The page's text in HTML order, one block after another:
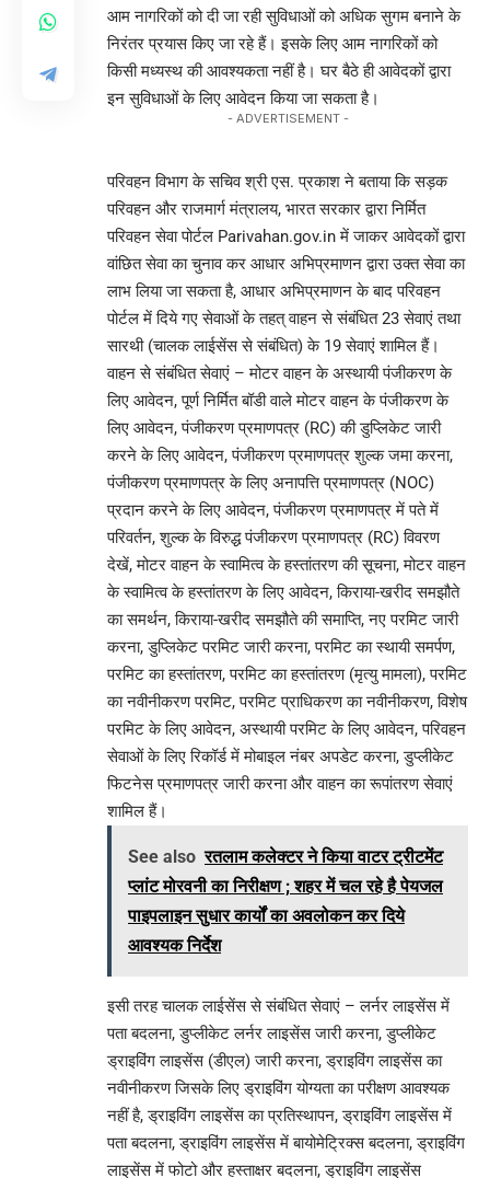
आम नागरिकों को दी जा रही सुविधाओं को अधिक सुगम बनाने के
निरंतर प्रयास किए जा रहे हैं। इसके लिए आम नागरिकों को
किसी मध्यस्थ की आवश्यकता नहीं है। घर बैठे ही आवेदकों द्वारा
इन सुविधाओं के लिए आवेदन किया जा सकता है।
- ADVERTISEMENT -
परिवहन विभाग के सचिव श्री एस. प्रकाश ने बताया कि सड़क
परिवहन और राजमार्ग मंत्रालय, भारत सरकार द्वारा निर्मित
परिवहन सेवा पोर्टल Parivahan.gov.in में जाकर आवेदकों द्वारा
वांछित सेवा का चुनाव कर आधार अभिप्रमाणन द्वारा उक्त सेवा का
लाभ लिया जा सकता है, आधार अभिप्रमाणन के बाद परिवहन
पोर्टल में दिये गए सेवाओं के तहत् वाहन से संबंधित 23 सेवाएं तथा
सारथी (चालक लाईसेंस से संबंधित) के 19 सेवाएं शामिल हैं।
वाहन से संबंधित सेवाएं – मोटर वाहन के अस्थायी पंजीकरण के
लिए आवेदन, पूर्ण निर्मित बॉडी वाले मोटर वाहन के पंजीकरण के
लिए आवेदन, पंजीकरण प्रमाणपत्र (RC) की डुप्लिकेट जारी
करने के लिए आवेदन, पंजीकरण प्रमाणपत्र शुल्क जमा करना,
पंजीकरण प्रमाणपत्र के लिए अनापत्ति प्रमाणपत्र (NOC)
प्रदान करने के लिए आवेदन, पंजीकरण प्रमाणपत्र में पते में
परिवर्तन, शुल्क के विरुद्ध पंजीकरण प्रमाणपत्र (RC) विवरण
देखें, मोटर वाहन के स्वामित्व के हस्तांतरण की सूचना, मोटर वाहन
के स्वामित्व के हस्तांतरण के लिए आवेदन, किराया-खरीद समझौते
का समर्थन, किराया-खरीद समझौते की समाप्ति, नए परमिट जारी
करना, डुप्लिकेट परमिट जारी करना, परमिट का स्थायी समर्पण,
परमिट का हस्तांतरण, परमिट का हस्तांतरण (मृत्यु मामला), परमिट
का नवीनीकरण परमिट, परमिट प्राधिकरण का नवीनीकरण, विशेष
परमिट के लिए आवेदन, अस्थायी परमिट के लिए आवेदन, परिवहन
सेवाओं के लिए रिकॉर्ड में मोबाइल नंबर अपडेट करना, डुप्लीकेट
फिटनेस प्रमाणपत्र जारी करना और वाहन का रूपांतरण सेवाएं
शामिल हैं।
See also रतलाम कलेक्टर ने किया वाटर ट्रीटमेंट
प्लांट मोरवनी का निरीक्षण ; शहर में चल रहे है पेयजल
पाइपलाइन सुधार कार्यों का अवलोकन कर दिये
आवश्यक निर्देश
इसी तरह चालक लाईसेंस से संबंधित सेवाएं – लर्नर लाइसेंस में
पता बदलना, डुप्लीकेट लर्नर लाइसेंस जारी करना, डुप्लीकेट
ड्राइविंग लाइसेंस (डीएल) जारी करना, ड्राइविंग लाइसेंस का
नवीनीकरण जिसके लिए ड्राइविंग योग्यता का परीक्षण आवश्यक
नहीं है, ड्राइविंग लाइसेंस का प्रतिस्थापन, ड्राइविंग लाइसेंस में
पता बदलना, ड्राइविंग लाइसेंस में बायोमेट्रिक्स बदलना, ड्राइविंग
लाइसेंस में फोटो और हस्ताक्षर बदलना, ड्राइविंग लाइसेंस